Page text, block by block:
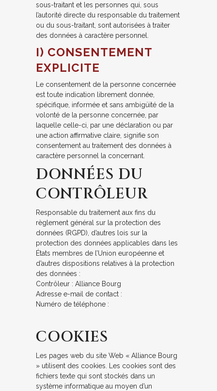
sous-traitant et les personnes qui, sous
l’autorité directe du responsable du traitement
ou du sous-traitant, sont autorisées à traiter
des données à caractère personnel.
I) CONSENTEMENT
EXPLICITE
Le consentement de la personne concernée
est toute indication librement donnée,
spécifique, informée et sans ambigüité de la
volonté de la personne concernée, par
laquelle celle-ci, par une déclaration ou par
une action affirmative claire, signifie son
consentement au traitement des données à
caractère personnel la concernant.
DONNÉES DU
CONTRÔLEUR
Responsable du traitement aux fins du
règlement général sur la protection des
données (RGPD), d’autres lois sur la
protection des données applicables dans les
États membres de l’Union européenne et
d’autres dispositions relatives à la protection
des données :
Contrôleur : Alliance Bourg
Adresse e-mail de contact :
Numéro de téléphone :
COOKIES
Les pages web du site Web « Alliance Bourg
» utilisent des cookies. Les cookies sont des
fichiers texte qui sont stockés dans un
système informatique au moyen d’un